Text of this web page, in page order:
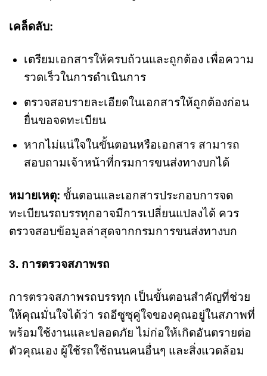
เคล็ดลับ:
เตรียมเอกสารให้ครบถ้วนและถูกต้อง เพื่อความ
รวดเร็วในการดำเนินการ
ตรวจสอบรายละเอียดในเอกสารให้ถูกต้องก่อน
ยื่นขอจดทะเบียน
หากไม่แน่ใจในขั้นตอนหรือเอกสาร สามารถ
สอบถามเจ้าหน้าที่กรมการขนส่งทางบกได้
หมายเหตุ: ขั้นตอนและเอกสารประกอบการจด
ทะเบียนรถบรรทุกอาจมีการเปลี่ยนแปลงได้ ควร
ตรวจสอบข้อมูลล่าสุดจากกรมการขนส่งทางบก
3. การตรวจสภาพรถ
การตรวจสภาพรถบรรทุก เป็นขั้นตอนสำคัญที่ช่วย
ให้คุณมั่นใจได้ว่า รถอีซูซุคู่ใจของคุณอยู่ในสภาพที่
พร้อมใช้งานและปลอดภัย ไม่ก่อให้เกิดอันตรายต่อ
ตัวคุณเอง ผู้ใช้รถใช้ถนนคนอื่นๆ และสิ่งแวดล้อม